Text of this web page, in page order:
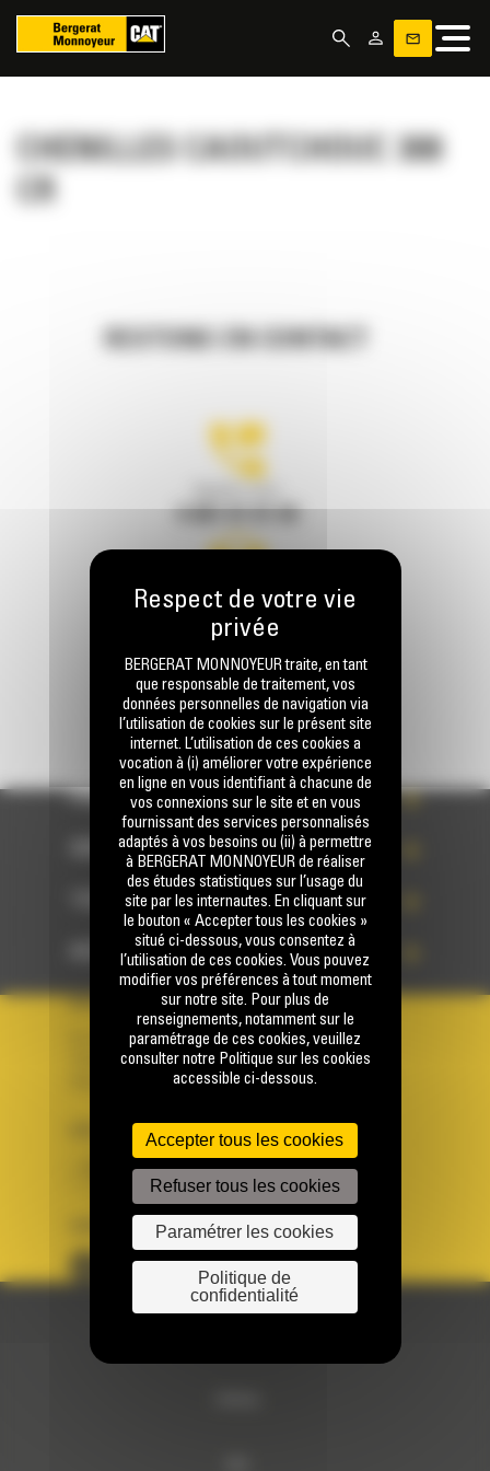
CHENILLES CAOUTCHOUC 308
CR
RESTONS EN CONTACT
0 801 01 01 04
Écrivez-nous
ENVOYER LA DEMANDE
PRODUITS
SERVICES
TECHNOLOGIES
ACCÈS RAPIDES
VOTRE COMPTE
Se connecter
Créer un compte
Votre avez besoin d'assistance avec votre compte ?
BM FRANCE
LANGUE
fr
Panneau de gestion des cookies
BERGERAT MONNOYEUR traite, en tant
que responsable de traitement, vos
données personnelles de navigation via
l’utilisation de cookies sur le présent site
internet. L’utilisation de ces cookies a
vocation à (i) améliorer votre expérience
en ligne en vous identifiant à chacune de
vos connexions sur le site et en vous
fournissant des services personnalisés
adaptés à vos besoins ou (ii) à permettre
à BERGERAT MONNOYEUR de réaliser
des études statistiques sur l’usage du
site par les internautes. En cliquant sur
le bouton « Accepter tous les cookies »
situé ci-dessous, vous consentez à
l’utilisation de ces cookies. Vous pouvez
modifier vos préférences à tout moment
sur notre site. Pour plus de
renseignements, notamment sur le
paramétrage de ces cookies, veuillez
consulter notre Politique sur les cookies
accessible ci-dessous.
Accepter tous les cookies
Refuser tous les cookies
Paramétrer les cookies
Politique de
confidentialité